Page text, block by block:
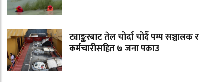
ट्याङ्करबाट तेल चोर्दा चोर्दै पम्प सञ्चालक र
कर्मचारीसहित ७ जना पक्राउ